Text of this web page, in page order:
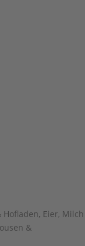
Hofladen, Eier, Milch
&